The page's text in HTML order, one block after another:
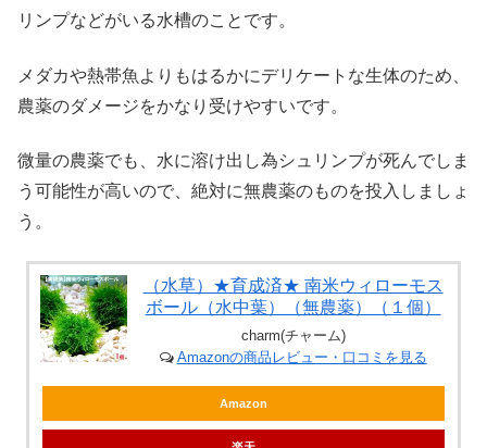
リンプなどがいる水槽のことです。
メダカや熱帯魚よりもはるかにデリケートな生体のため、
農薬のダメージをかなり受けやすいです。
微量の農薬でも、水に溶け出し為シュリンプが死んでしま
う可能性が高いので、絶対に無農薬のものを投入しましょ
う。
（水草）★育成済★ 南米ウィローモス
ボール（水中葉）（無農薬）（１個）
charm(チャーム)
Amazonの商品レビュー・口コミを見る
Amazon